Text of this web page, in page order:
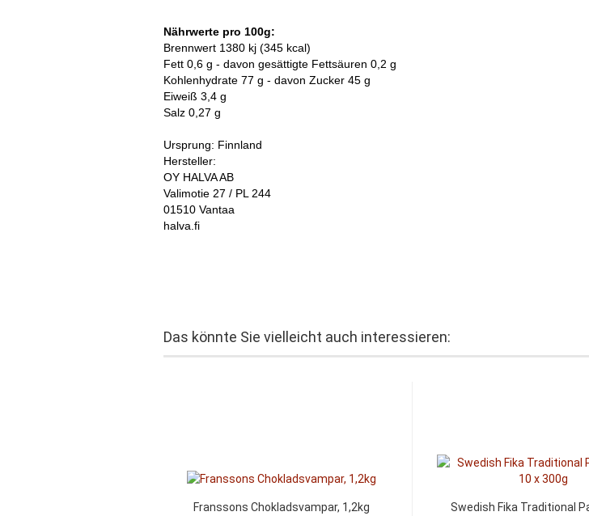
Nährwerte pro 100g:
Brennwert 1380 kj (345 kcal)
Fett 0,6 g - davon gesättigte Fettsäuren 0,2 g
Kohlenhydrate 77 g - davon Zucker 45 g
Eiweiß 3,4 g
Salz 0,27 g
Ursprung: Finnland
Hersteller:
OY HALVA AB
Valimotie 27 / PL 244
01510 Vantaa
halva.fi
Das könnte Sie vielleicht auch interessieren:
Franssons Chokladsvampar, 1,2kg
Swedish Fika Traditional